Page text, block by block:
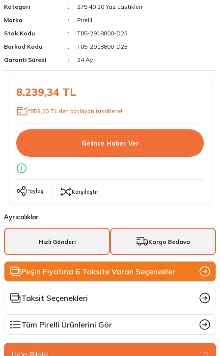
19 Lastikler
22 Lastikler
24 Lastikler
50 Lastikler
Kategori
275 40 20 Yaz Lastikleri
Marka
Pirelli
Stok Kodu
T05-2918800-D23
Barkod Kodu
T05-2918800-D23
Garanti Süresi
24 Ay
8.239,34 TL
*859,23 TL den başlayan taksitlerle!
Gelince Haber Ver
Paylaş Karşılaştır
Ayrıcalıklar
Hızlı Gönderi Kargo Bedava
Peşin Fiyatına 6 Taksite Varan Seçenekler
Taksit Seçenekleri
Tüm Pirelli Ürünlerini Gör